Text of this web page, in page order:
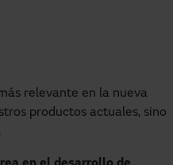
relevante en la nueva
productos actuales, sino